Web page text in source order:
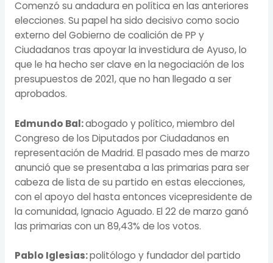
Comenzó su andadura en política en las anteriores
elecciones. Su papel ha sido decisivo como socio
externo del Gobierno de coalición de PP y
Ciudadanos tras apoyar la investidura de Ayuso, lo
que le ha hecho ser clave en la negociación de los
presupuestos de 2021, que no han llegado a ser
aprobados.
Edmundo Bal:abogado y político, miembro del
Congreso de los Diputados por Ciudadanos en
representación de Madrid. El pasado mes de marzo
anunció que se presentaba a las primarias para ser
cabeza de lista de su partido en estas elecciones,
con el apoyo del hasta entonces vicepresidente de
la comunidad, Ignacio Aguado. El 22 de marzo ganó
las primarias con un 89,43% de los votos.
Pablo Iglesias:politólogo y fundador del partido